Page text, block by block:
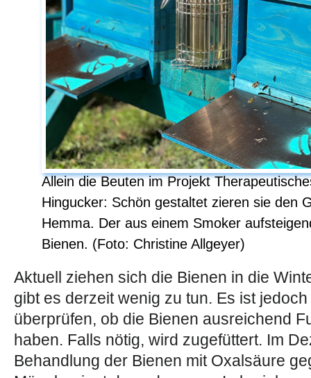
Allein die Beuten im Projekt
Hingucker: Schön gestaltet zieren sie den
Hemma. Der aus einem Smoker
Bienen. (Foto: Christine Allgeyer)
Aktuell ziehen sich die Bienen in die
gibt es derzeit wenig zu tun. Es ist
überprüfen, ob die Bienen ausreichend
haben. Falls nötig, wird zugefüttert. Im
Behandlung der Bienen mit Oxalsäure